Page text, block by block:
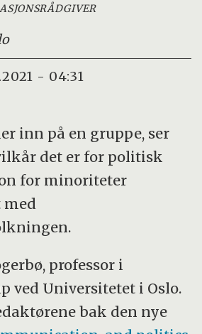
- 04:31
inn på en gruppe, ser
det er for politisk
for minoriteter
med
professor i
ved Universitetet i Oslo.
bak den nye